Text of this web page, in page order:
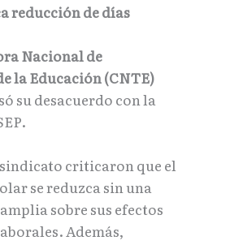
reducción de días
Nacional de
la Educación (CNTE)
su desacuerdo con la
criticaron que el
se reduzca sin una
sobre sus efectos
Además,